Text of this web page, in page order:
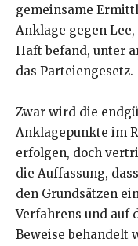
gemeinsame
Anklage gegen
Haft befand, unter
das Parteiengesetz.
Zwar wird die
Anklagepunkte im
erfolgen, doch
die Auffassung,
den Grundsätzen
Verfahrens und auf
Beweise behandelt